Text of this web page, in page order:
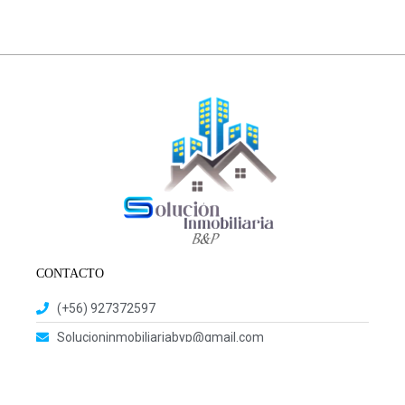
CONTACTO
(+56) 927372597
Solucioninmobiliariabyp@gmail.com